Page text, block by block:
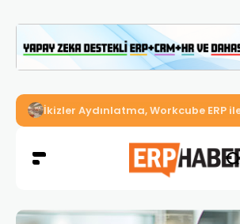
İkizler Aydınlatma, Workcube ERP